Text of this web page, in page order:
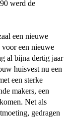
werd de
een nieuwe
voor een nieuwe
al bijna dertig jaar
huisvest nu een
een sterke
makers, een
Net als
gedragen